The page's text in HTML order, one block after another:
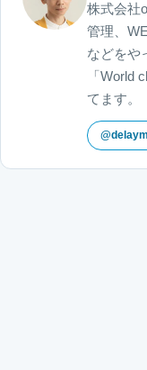
株式会社
管理、
などをや
「World
てます。